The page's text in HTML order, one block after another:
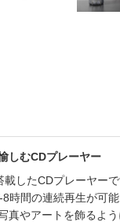
しむCDプレーヤー
したCDプレーヤーで
時間の連続再生が可能
やアートを飾るよ